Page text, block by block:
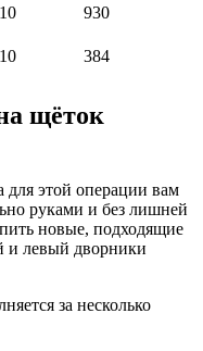
930
384
щёток
для этой операции вам
руками и без лишней
новые, подходящие
и левый дворники
за несколько